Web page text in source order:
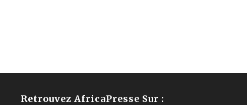
Retrouvez AfricaPresse Sur :